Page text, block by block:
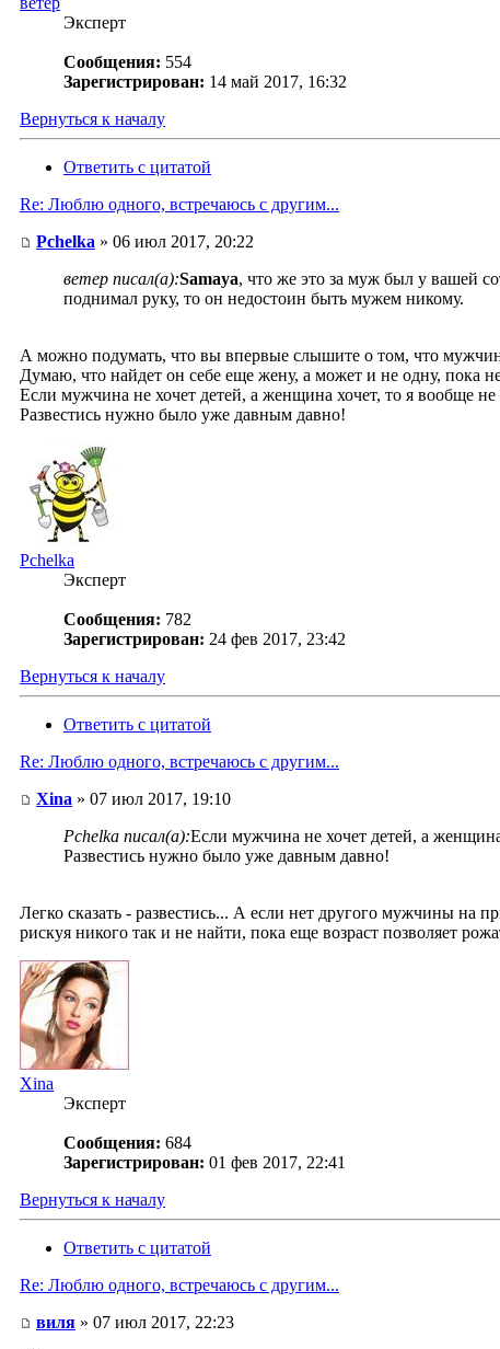
Эксперт
Сообщения: 554
Зарегистрирован: 14 май 2017, 16:32
Вернуться к началу
Ответить с цитатой
Re: Люблю одного, встречаюсь с другим...
Pchelka » 06 июл 2017, 20:22
ветер писал(а):Samaya, что же это за муж был у вашей
поднимал руку, то он недостоин быть мужем никому.
А можно подумать, что вы впервые слышите о том, что
Думаю, что найдет он себе еще жену, а может и не одну, пока
Если мужчина не хочет детей, а женщина хочет, то я вообще
Развестись нужно было уже давным давно!
Pchelka
Эксперт
Сообщения: 782
Зарегистрирован: 24 фев 2017, 23:42
Вернуться к началу
Ответить с цитатой
Re: Люблю одного, встречаюсь с другим...
Xina » 07 июл 2017, 19:10
Pchelka писал(а):Если мужчина не хочет детей, а
Развестись нужно было уже давным давно!
Легко сказать - развестись... А если нет другого мужчины на
рискуя никого так и не найти, пока еще возраст позволяет
Xina
Эксперт
Сообщения: 684
Зарегистрирован: 01 фев 2017, 22:41
Вернуться к началу
Ответить с цитатой
Re: Люблю одного, встречаюсь с другим...
виля » 07 июл 2017, 22:23